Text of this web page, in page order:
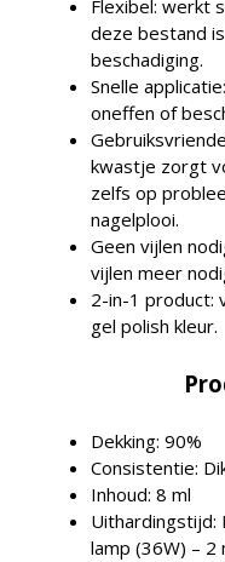
Flexibel: werkt
deze bestand
beschadiging.
⁠Snelle
oneffen of
kwastje zorgt
zelfs op
nagelplooi.
Geen vijlen
vijlen meer
2-in-1 product:
gel polish kleur.
Dekking: 90%
Consistentie:
⁠Inhoud: 8 ml
Uithardingstijd:
lamp (36W) – 2